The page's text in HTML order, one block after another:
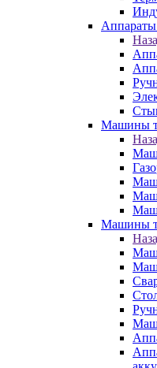
Аппараты
Машины
Машины